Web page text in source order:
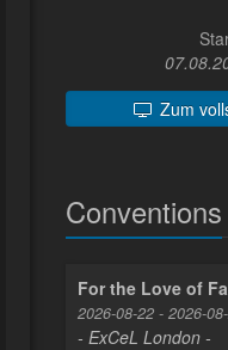
Zum
Conventions
For the Love of
2026-08-22 - 2026-
- ExCeL London -